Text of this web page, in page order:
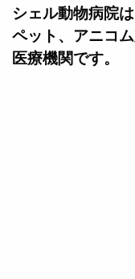
シェル動物病院は
ペット、アニコ
医療機関です。